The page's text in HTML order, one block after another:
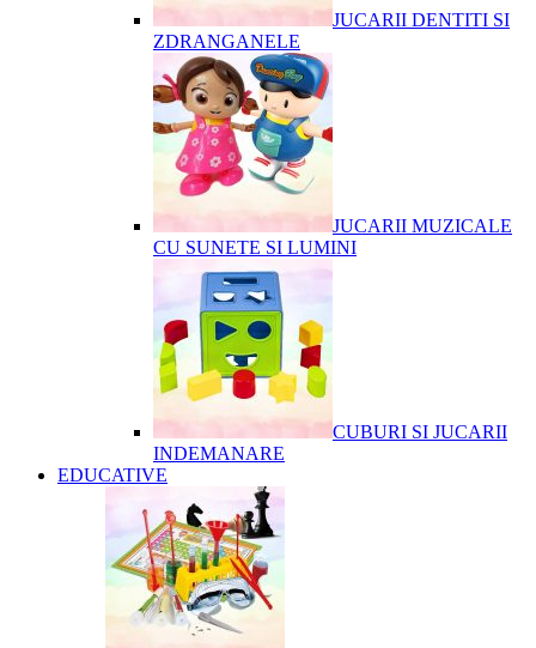
JUCARII DENTITI SI
ZDRANGANELE
JUCARII MUZICALE
CU SUNETE SI LUMINI
CUBURI SI JUCARII
INDEMANARE
EDUCATIVE